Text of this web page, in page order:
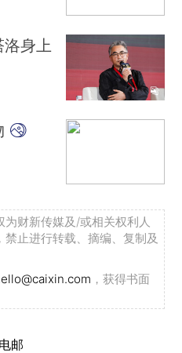
身上
财新传媒及/或相关权利人
止进行转载、摘编、复制及
，获得书面
邮